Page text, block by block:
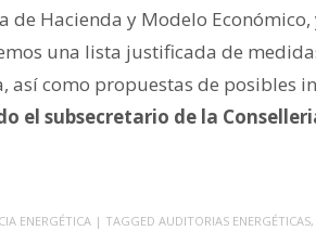
de Hacienda y Modelo
una lista justificada de
así como propuestas de posibles
el subsecretario de la
ENERGÉTICA | TAGGED AUDITORIAS ENERGÉTICAS,